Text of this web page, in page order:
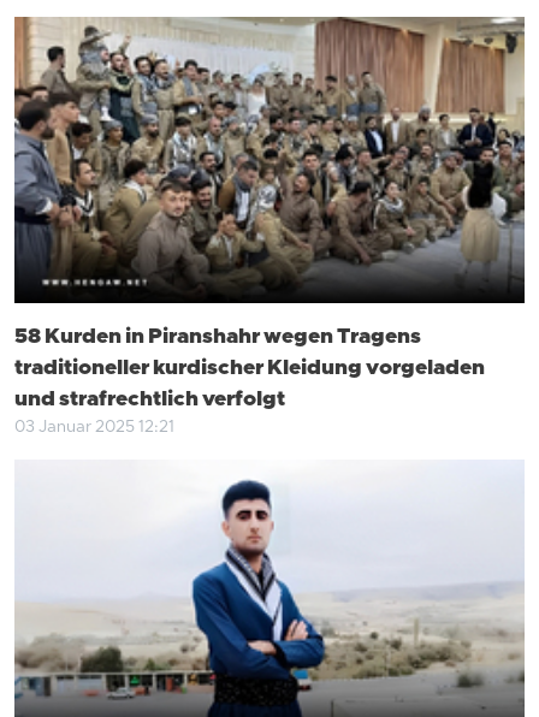
58 Kurden in Piranshahr wegen Tragens
traditioneller kurdischer Kleidung vorgeladen
und strafrechtlich verfolgt
03 Januar 2025 12:21